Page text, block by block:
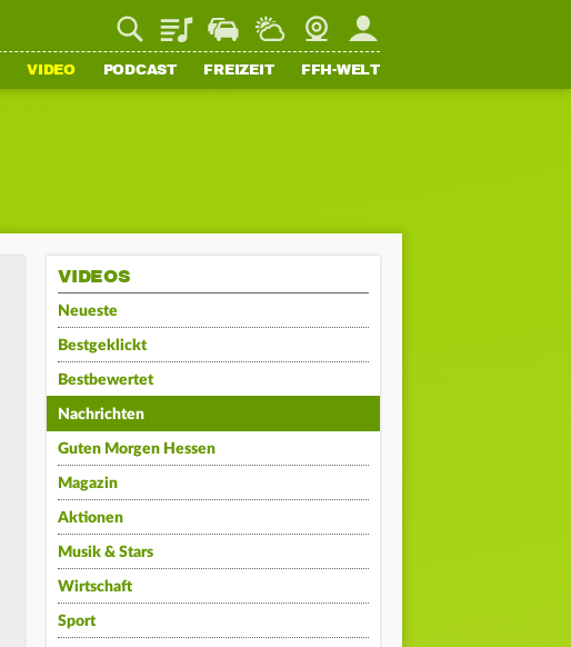
PlaylistStaupilotWetterWebcamMein FFH
VIDEO PODCAST FREIZEIT FFH-WELT
VIDEOS
Neueste
Bestgeklickt
Bestbewertet
Nachrichten
Guten Morgen Hessen
Magazin
Aktionen
Musik & Stars
Wirtschaft
Sport